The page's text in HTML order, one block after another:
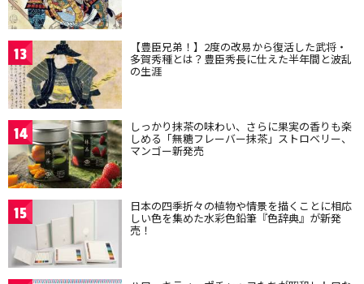
13 【豊臣兄弟！】2度の改易から復活した武将・
多賀秀種とは？豊臣秀長に仕えた半年間と波乱
の生涯
14 しっかり抹茶の味わい、さらに果実の香りも楽
しめる「無糖フレーバー抹茶」ストロベリー、
マンゴー新発売
15 日本の四季折々の植物や情景を描くことに相応
しい色を集めた水彩色鉛筆『色辞典』が新発
売！